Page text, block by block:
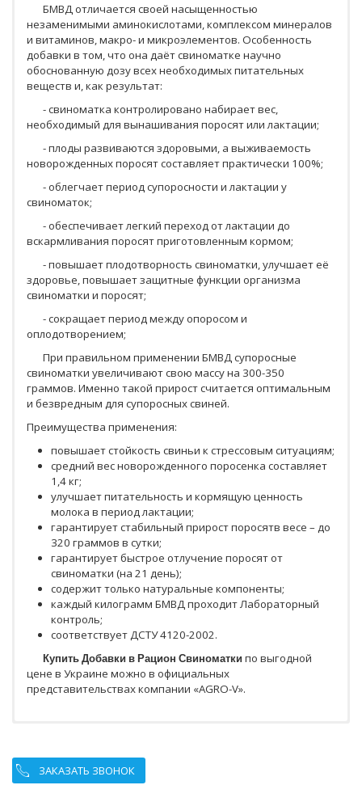
БМВД отличается своей насыщенностью
незаменимыми аминокислотами, комплексом минералов
и витаминов, макро- и микроэлементов. Особенность
добавки в том, что она даёт свиноматке научно
обоснованную дозу всех необходимых питательных
веществ и, как результат:
- свиноматка контролировано набирает вес,
необходимый для вынашивания поросят или лактации;
- плоды развиваются здоровыми, а выживаемость
новорожденных поросят составляет практически 100%;
- облегчает период супоросности и лактации у
свиноматок;
- обеспечивает легкий переход от лактации до
вскармливания поросят приготовленным кормом;
- повышает плодотворность свиноматки, улучшает её
здоровье, повышает защитные функции организма
свиноматки и поросят;
- сокращает период между опоросом и
оплодотворением;
При правильном применении БМВД супоросные
свиноматки увеличивают свою массу на 300-350
граммов. Именно такой прирост считается оптимальным
и безвредным для супоросных свиней.
Преимущества применения:
повышает стойкость свиньи к стрессовым ситуациям;
средний вес новорожденного поросенка составляет
1,4 кг;
улучшает питательность и кормящую ценность
молока в период лактации;
гарантирует стабильный прирост поросятв весе – до
320 граммов в сутки;
гарантирует быстрое отлучение поросят от
свиноматки (на 21 день);
содержит только натуральные компоненты;
каждый килограмм БМВД проходит Лабораторный
контроль;
соответствует ДСТУ 4120-2002.
Купить Добавки в Рацион Свиноматки по выгодной
цене в Украине можно в официальных
представительствах компании «AGRO-V».
ЗАКАЗАТЬ ЗВОНОК